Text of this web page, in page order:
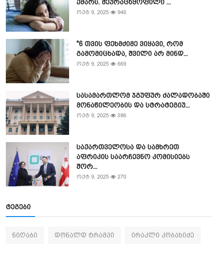
ქმარს. შეურაცხყოფილი ...
ოქტ 9, 2025 946
"6 თვის ფეხმძიმე ვიყავი, რომ
გამომიცხადა, შვილი არ მინდ...
ოქტ 9, 2025 669
სასამართლომ ჯგუფურ ძალადობაში
მონაწილეობის და სტრატეგიუ...
ოქტ 9, 2025 386
საქართველოსა და სამხრეთ
აფრიკის საარჩევნო კომისიებს
შორ...
ოქტ 9, 2025 270
ტეგები
ნიღაბი დონალდ ტრამპი ირაკლი კობახიძე